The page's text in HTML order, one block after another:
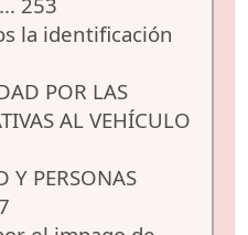
la identificación
POR LAS
AL VEHÍCULO
Y PERSONAS